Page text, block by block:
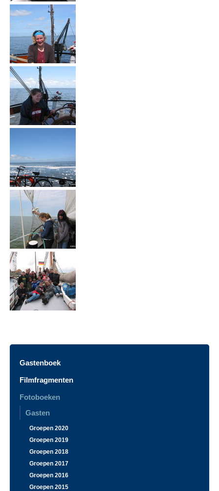
Gastenboek
Filmfragmenten
Fotoboeken
Gasten
Groepen 2020
Groepen 2019
Groepen 2018
Groepen 2017
Groepen 2016
Groepen 2015